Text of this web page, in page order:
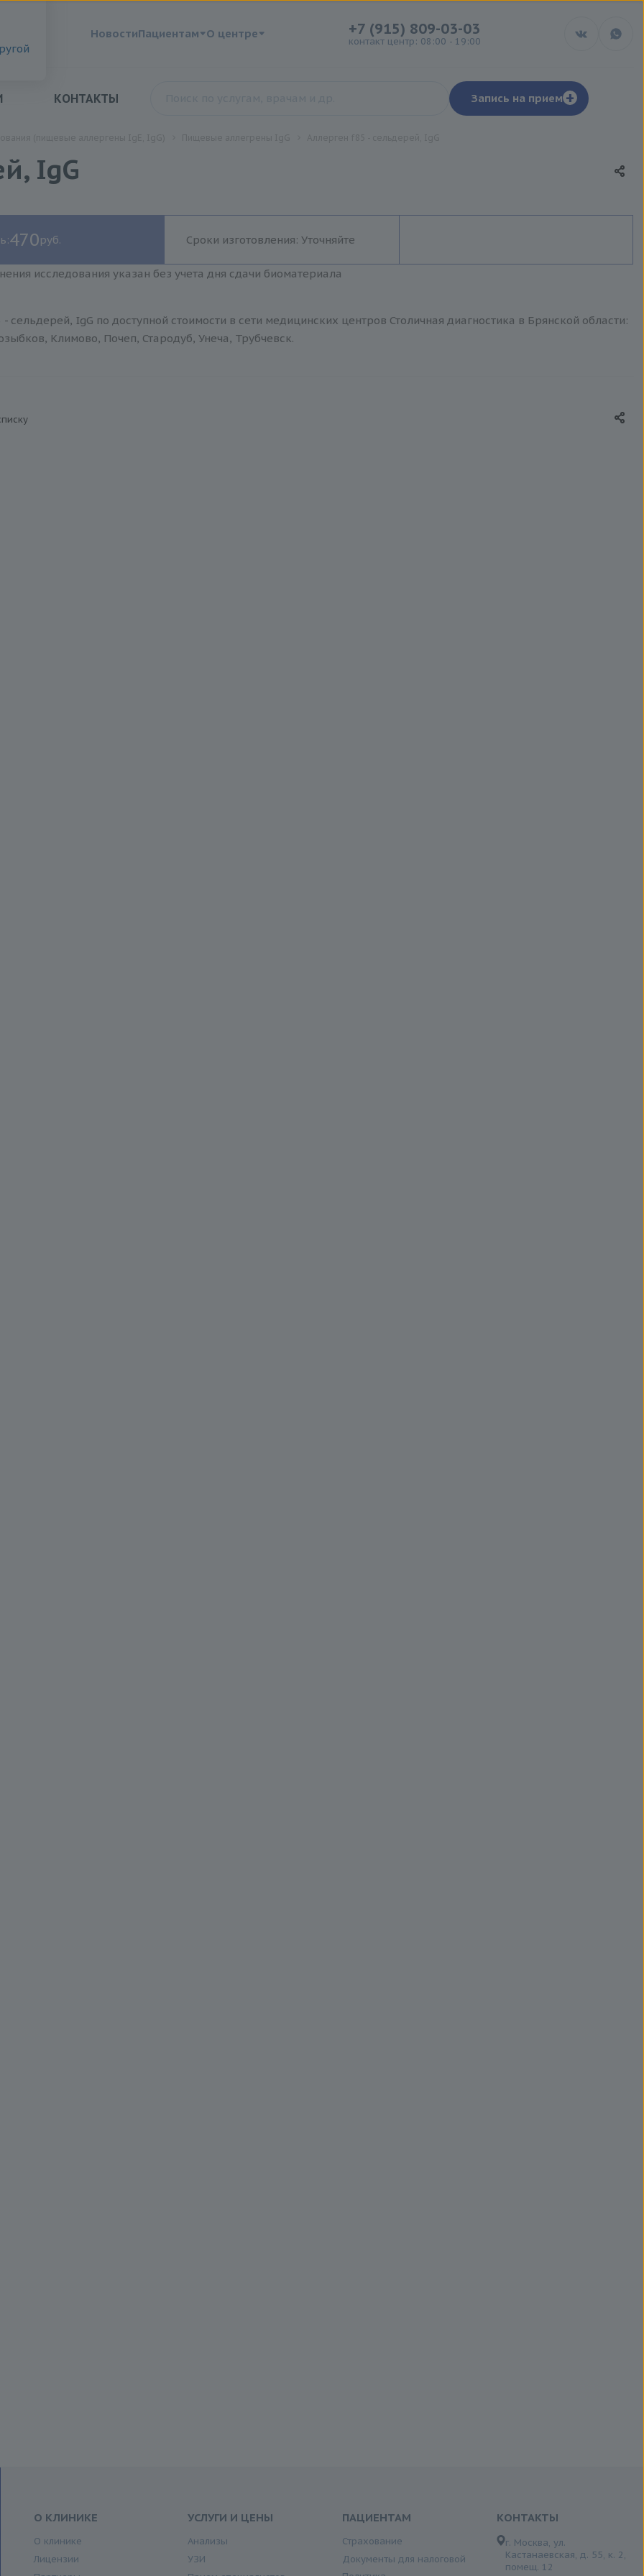
НовостиПациентам О центре +7 (915) 809-03-03
контакт центр: 08:00 - 19:00
КОНТАКТЫ Запись на прием +
IgG
470руб. Сроки изготовления: Уточняйте
исследования указан без учета дня сдачи биоматериала
сельдерей, IgG по доступной стоимости в сети медицинских центров Столичная диагностика в Брянской области:
Климово, Почеп, Стародуб, Унеча, Трубчевск.
О КЛИНИКЕ
О клинике
Лицензии
УСЛУГИ И ЦЕНЫ
Анализы
УЗИ
ПАЦИЕНТАМ
Страхование
Документы для налоговой
КОНТАКТЫ
г. Москва, ул.
Кастанаевская, д. 55, к. 2,
помещ. 12